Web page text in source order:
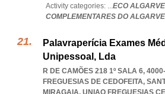
Activity categories: ...ECO
COMPLEMENTARES DO
Palavraperícia Exames
Unipessoal, Lda
R DE CAMÕES 218 1º SALA 6,
FREGUESIAS DE CEDOFEITA,
MIRAGAIA, UNIAO FREGUESIAS